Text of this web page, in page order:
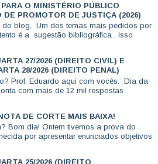
O MINISTÉRIO PÚBLICO
DE PROMOTOR DE JUSTIÇA (2026)
do blog, Um dos temas mais pedidos por
é a sugestão bibliográfica , isso
27/2026 (DIREITO CIVIL) E
28/2026 (DIREITO PENAL)
Prof. Eduardo aqui com vocês. Dia da
com mais de 12 mil respostas
DE CORTE MAIS BAIXA!
Bom dia! Ontem tivemos a prova do
por apresentar enunciados objetivos
25/2026 (DIREITO